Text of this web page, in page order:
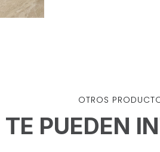
OTROS
TE PUEDEN